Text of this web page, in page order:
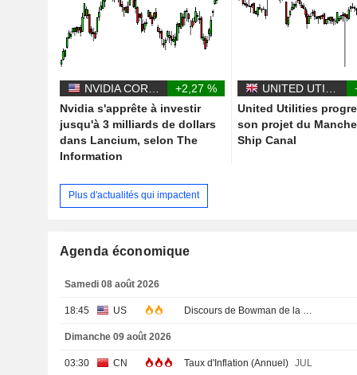
+2,27 %
Nvidia s'apprête à investir
jusqu'à 3 milliards de dollars
dans Lancium, selon The
Information
United Utilities
son projet du
Ship Canal
Plus d'actualités qui impactent
Agenda économique
Samedi 08 août 2026
18:45 US Discours de Bowman de la Fed
Dimanche 09 août 2026
03:30 CN Taux d'Inflation (Annuel) JUL